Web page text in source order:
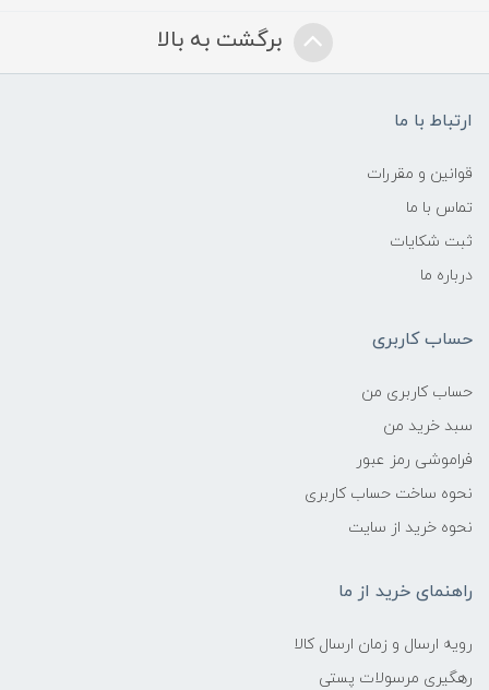
برگشت به بالا
ارتباط با ما
قوانین و مقررات
تماس با ما
ثبت شکایات
درباره ما
حساب کاربری
حساب کاربری من
سبد خرید من
فراموشی رمز عبور
نحوه ساخت حساب کاربری
نحوه خرید از سایت
راهنمای خرید از ما
رویه ارسال و زمان ارسال کالا
رهگیری مرسولات پستی